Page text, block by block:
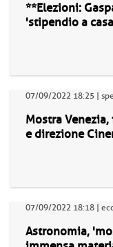
**Elezioni:
'stipendio a
07/09/2022 18:25 |
Mostra
e direzione
07/09/2022 18:18 |
Astronomia,